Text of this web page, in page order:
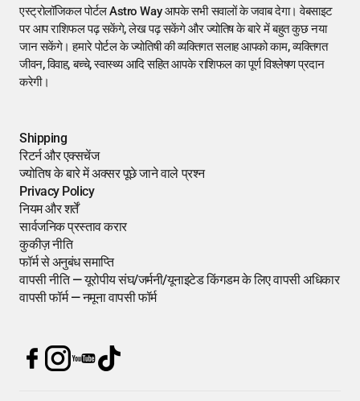
एस्ट्रोलॉजिकल पोर्टल Astro Way आपके सभी सवालों के जवाब देगा। वेबसाइट
पर आप राशिफल पढ़ सकेंगे, लेख पढ़ सकेंगे और ज्योतिष के बारे में बहुत कुछ नया
जान सकेंगे। हमारे पोर्टल के ज्योतिषी की व्यक्तिगत सलाह आपको काम, व्यक्तिगत
जीवन, विवाह, बच्चे, स्वास्थ्य आदि सहित आपके राशिफल का पूर्ण विश्लेषण प्रदान
करेगी।
Shipping
रिटर्न और एक्सचेंज
ज्योतिष के बारे में अक्सर पूछे जाने वाले प्रश्न
Privacy Policy
नियम और शर्तें
सार्वजनिक प्रस्ताव करार
कुकीज़ नीति
फॉर्म से अनुबंध समाप्ति
वापसी नीति — यूरोपीय संघ/जर्मनी/यूनाइटेड किंगडम के लिए वापसी अधिकार
वापसी फॉर्म — नमूना वापसी फॉर्म